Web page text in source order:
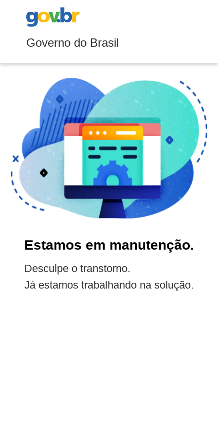
Governo do Brasil
Estamos em manutenção.
Desculpe o transtorno.
Já estamos trabalhando na solução.